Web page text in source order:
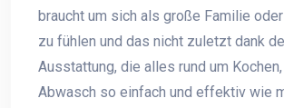
braucht um sich als große Familie
zu fühlen und das nicht zuletzt dank
Ausstattung, die alles rund um
Abwasch so einfach und effektiv wie